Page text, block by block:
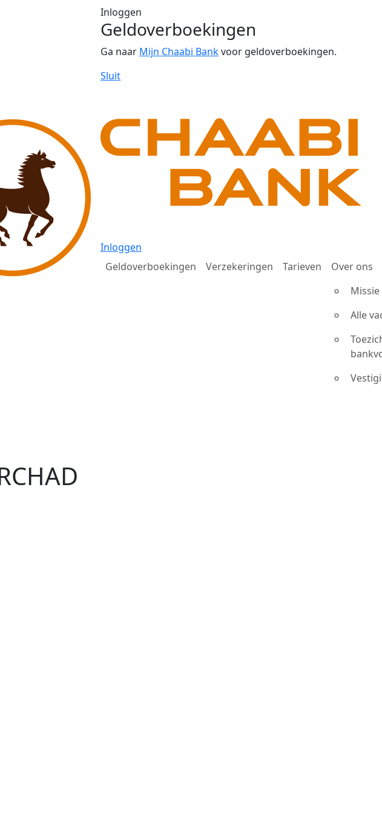
Inloggen
Geldoverboekingen
Ga naar Mijn Chaabi Bankvoor geldoverboekingen.
Sluit
Inloggen
Geldoverboekingen
Verzekeringen Tarieven
Over ons
Alle